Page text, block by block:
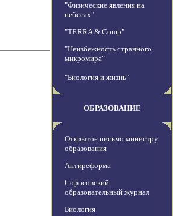
"Физические явления на
небесах"
"TERRA & Comp"
"Неизбежность странного
микромира"
"Биология и жизнь"
ОБРАЗОВАНИЕ
Открытое письмо министру
образования
Антиреформа
Соросовский
образовательный журнал
Биология